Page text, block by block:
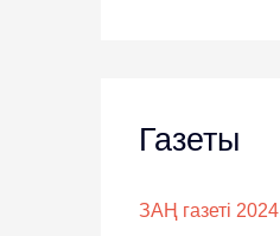
Газеты
ЗАҢ газеті 2024